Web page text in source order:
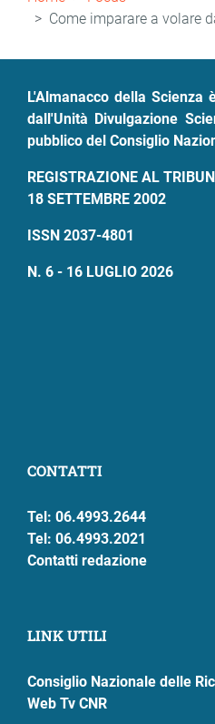
di
pane
Come imparare a volare
L'Almanacco della
dall'Unità Divulgazione
pubblico del Consiglio
REGISTRAZIONE AL
18 SETTEMBRE 2002
ISSN 2037-4801
N. 6 - 16 LUGLIO 2026
CONTATTI
Tel: 06.4993.2644
Tel: 06.4993.2021
Contatti redazione
LINK UTILI
Consiglio Nazionale delle
Web Tv CNR